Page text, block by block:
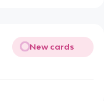
New cards